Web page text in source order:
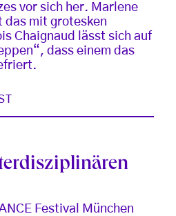
vor sich her. Marlene
das mit grotesken
Chaignaud lässt sich auf
dass einem das
Festival München